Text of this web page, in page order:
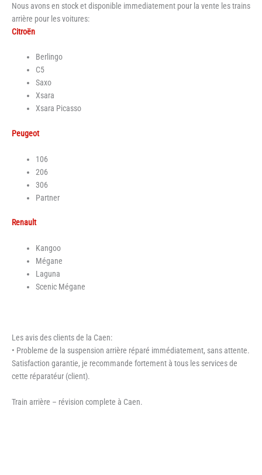
Nous avons en stock et disponible immediatement pour la vente les trains
arrière pour les voitures:
Citroën
Berlingo
C5
Saxo
Xsara
Xsara Picasso
Peugeot
106
206
306
Partner
Renault
Kangoo
Mégane
Laguna
Scenic Mégane
Les avis des clients de la Caen:
• Probleme de la suspension arrière réparé immédiatement, sans attente.
Satisfaction garantie, je recommande fortement à tous les services de
cette réparatéur (client).
Train arrière – révision complete à Caen.